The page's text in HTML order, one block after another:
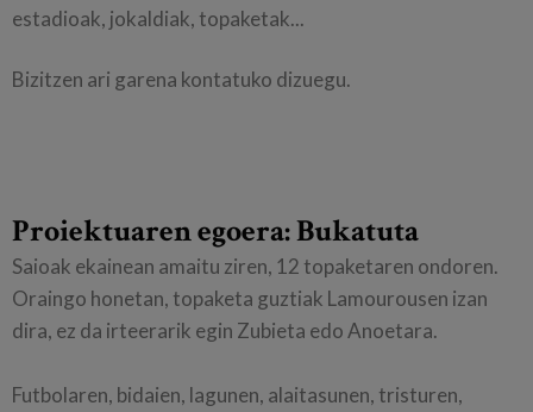
estadioak, jokaldiak, topaketak...
Bizitzen ari garena kontatuko dizuegu.
Proiektuaren egoera: Bukatuta
Saioak ekainean amaitu ziren, 12 topaketaren ondoren.
Oraingo honetan, topaketa guztiak Lamourousen izan
dira, ez da irteerarik egin Zubieta edo Anoetara.
Futbolaren, bidaien, lagunen, alaitasunen, tristuren,